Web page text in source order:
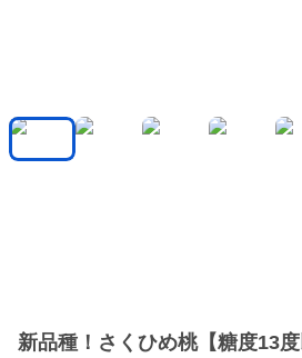
新品種！さくひめ桃【糖度13